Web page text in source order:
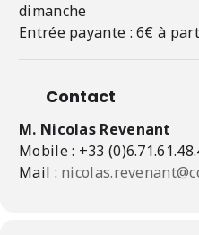
dimanche
Entrée payante : 6€ à
Contact
M. Nicolas Revenant
Mobile : +33
Mail :